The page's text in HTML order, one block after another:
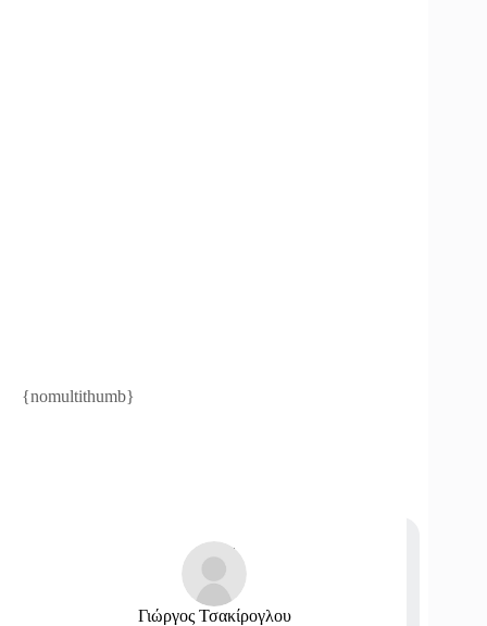
{nomultithumb}
Γιώργος Τσακίρογλου